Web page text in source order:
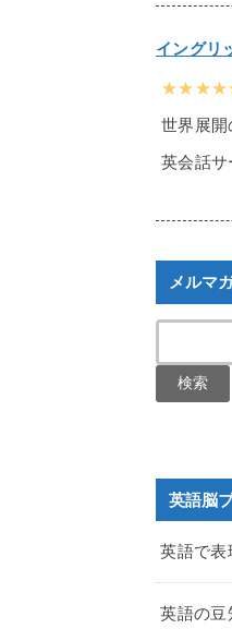
イングリ
世界展開
英会話サ
メルマ
英語脳
英語で表
英語の豆